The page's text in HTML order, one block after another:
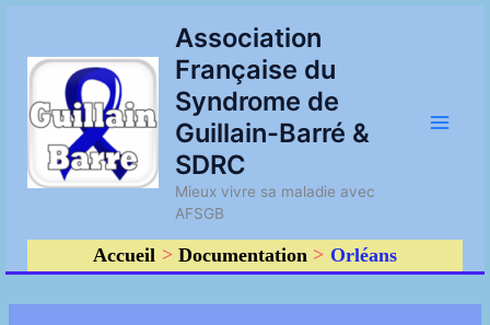
contenu
Association
Française du
Syndrome de
Guillain-Barré &
SDRC
Mieux vivre sa maladie avec
AFSGB
Accueil Documentation Orléans